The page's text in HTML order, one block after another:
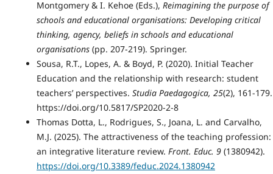
Montgomery & I. Kehoe (Eds.), Reimagining the purpose of
schools and educational organisations: Developing critical
thinking, agency, beliefs in schools and educational
organisations(pp. 207-219). Springer.
Sousa, R.T., Lopes, A. & Boyd, P. (2020). Initial Teacher
Education and the relationship with research: student
teachers’ perspectives. Studia Paedagogica, 25(2), 161-179.
https://doi.org/10.5817/SP2020-2-8
Thomas Dotta, L., Rodrigues, S., Joana, L. and Carvalho,
M.J. (2025). The attractiveness of the teaching profession:
an integrative literature review. Front. Educ. 9(1380942).
https://doi.org/10.3389/feduc.2024.1380942